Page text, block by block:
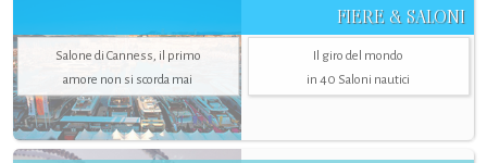
FIERE & SALONI
Salone di Canness, il primo
amore non si scorda mai
Il giro del mondo
in 40 Saloni nautici